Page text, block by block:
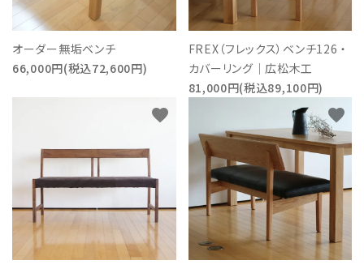
オーダー無垢ベンチ
66,000円(税込72,600円)
FREX（フレックス）ベンチ126 ・
カバーリング｜広松木工
81,000円(税込89,100円)
favorite favorite